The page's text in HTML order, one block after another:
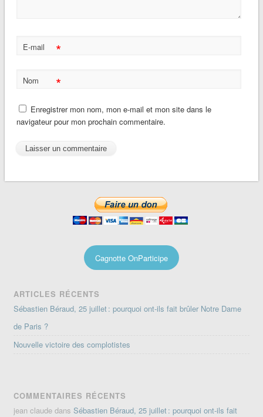
E-mail *
Nom *
Enregistrer mon nom, mon e-mail et mon site dans le
navigateur pour mon prochain commentaire.
Cagnotte OnParticipe
ARTICLES RÉCENTS
Sébastien Béraud, 25 juillet : pourquoi ont-ils fait brûler Notre Dame
de Paris ?
Nouvelle victoire des complotistes
COMMENTAIRES RÉCENTS
jean claude dansSébastien Béraud, 25 juillet : pourquoi ont-ils fait